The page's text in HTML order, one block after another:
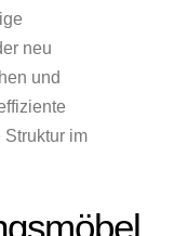
neu
und
im